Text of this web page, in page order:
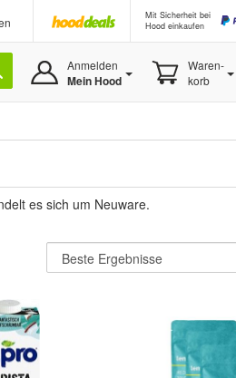
Mit Sicherheit bei
Hood einkaufen
Anmelden
Mein Hood
Waren-
korb
es sich um Neuware.